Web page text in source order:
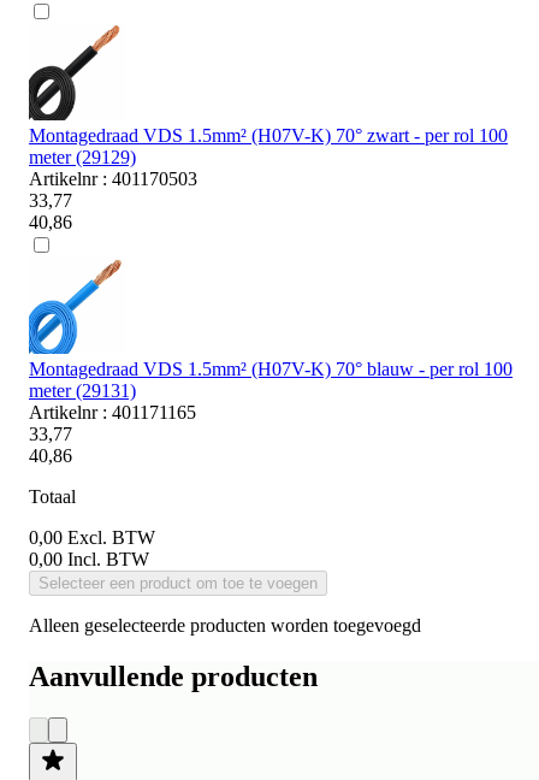
Montagedraad VDS 1.5mm² (H07V-K) 70° zwart - per rol 100
meter (29129)
Artikelnr : 401170503
33,77
40,86
Montagedraad VDS 1.5mm² (H07V-K) 70° blauw - per rol 100
meter (29131)
Artikelnr : 401171165
33,77
40,86
Totaal
0,00 Excl. BTW
0,00 Incl. BTW
Selecteer een product om toe te voegen
Alleen geselecteerde producten worden toegevoegd
Aanvullende producten